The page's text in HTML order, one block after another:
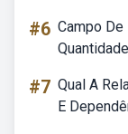
#6 Campo
#7 Qual A
E